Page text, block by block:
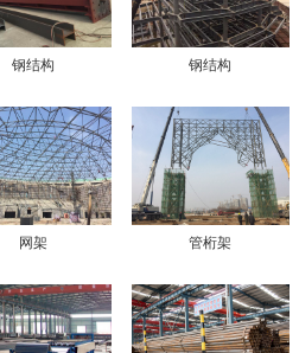
钢结构 钢结构
网架 管桁架